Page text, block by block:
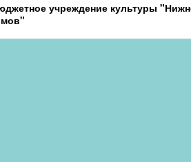
учреждение культуры